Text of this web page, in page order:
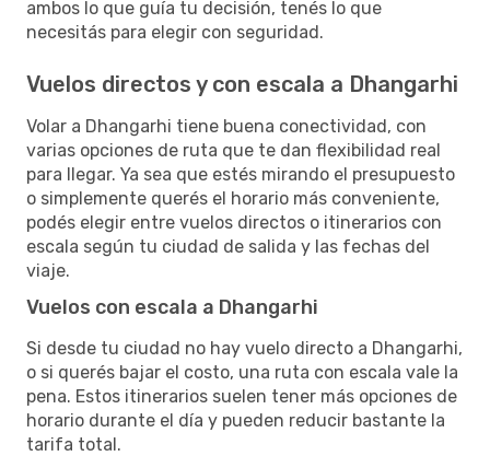
ambos lo que guía tu decisión, tenés lo que
necesitás para elegir con seguridad.
Vuelos directos y con escala a Dhangarhi
Volar a Dhangarhi tiene buena conectividad, con
varias opciones de ruta que te dan flexibilidad real
para llegar. Ya sea que estés mirando el presupuesto
o simplemente querés el horario más conveniente,
podés elegir entre vuelos directos o itinerarios con
escala según tu ciudad de salida y las fechas del
viaje.
Vuelos con escala a Dhangarhi
Si desde tu ciudad no hay vuelo directo a Dhangarhi,
o si querés bajar el costo, una ruta con escala vale la
pena. Estos itinerarios suelen tener más opciones de
horario durante el día y pueden reducir bastante la
tarifa total.